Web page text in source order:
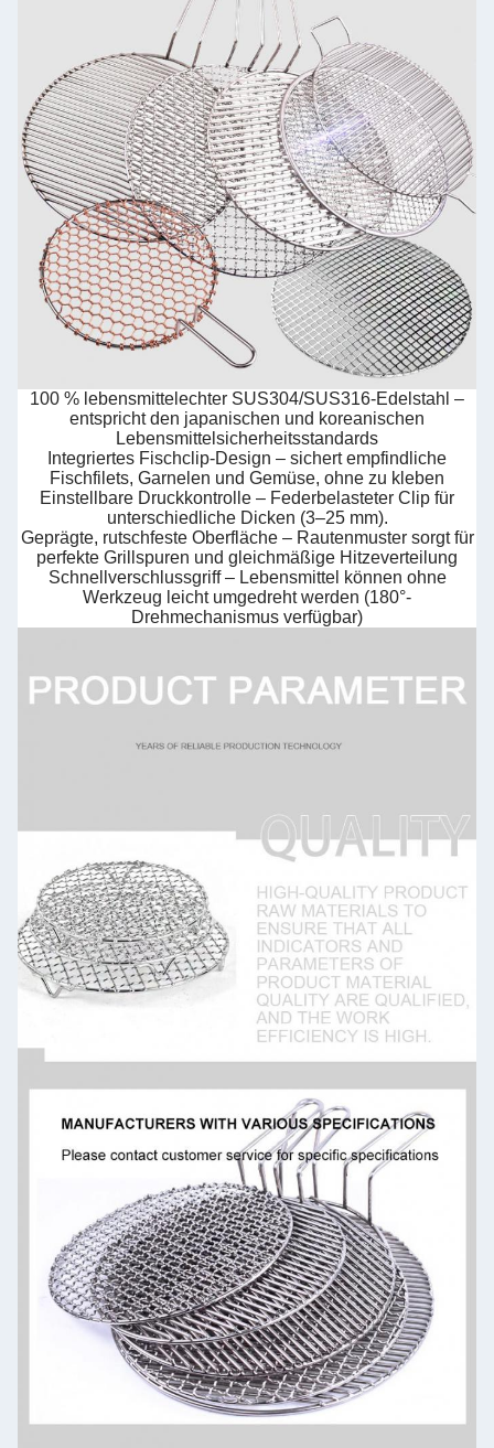
100 % lebensmittelechter SUS304/SUS316-Edelstahl –
entspricht den japanischen und koreanischen
Lebensmittelsicherheitsstandards
Integriertes Fischclip-Design – sichert empfindliche
Fischfilets, Garnelen und Gemüse, ohne zu kleben
Einstellbare Druckkontrolle – Federbelasteter Clip für
unterschiedliche Dicken (3–25 mm).
Geprägte, rutschfeste Oberfläche – Rautenmuster sorgt für
perfekte Grillspuren und gleichmäßige Hitzeverteilung
Schnellverschlussgriff – Lebensmittel können ohne
Werkzeug leicht umgedreht werden (180°-
Drehmechanismus verfügbar)